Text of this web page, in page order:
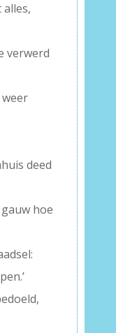
alles,
verwerd
deed
hoe